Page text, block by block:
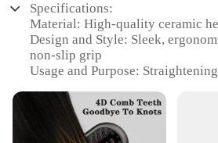
Specifications:
Material: High-quality ceramic
Design and Style: Sleek,
non-slip grip
Usage and Purpose:
Performance and Property: Fast
for immediate styling
Parts and Accessories: Includes